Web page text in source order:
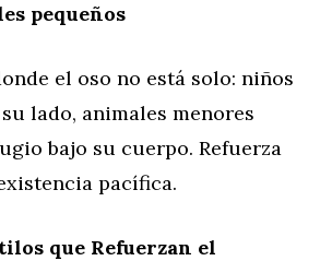
pequeños
el oso no está solo: niños
lado, animales menores
bajo su cuerpo. Refuerza
pacífica.
que Refuerzan el